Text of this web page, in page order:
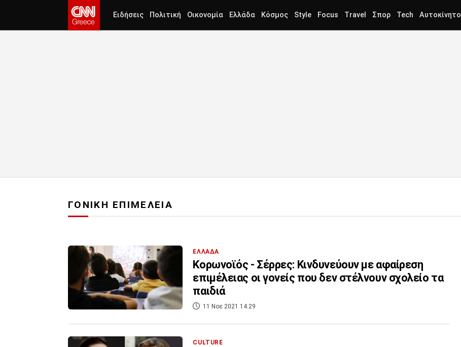
Ειδήσεις Πολιτική Οικονομία Ελλάδα Κόσμος Style Focus Travel Σπορ Tech Αυτοκίνητο
ΓΟΝΙΚΗ ΕΠΙΜΕΛΕΙΑ
ΕΛΛΑΔΑ
Κορωνοϊός - Σέρρες: Κινδυνεύουν με αφαίρεση
επιμέλειας οι γονείς που δεν στέλνουν σχολείο τα
παιδιά
11 Νοε 2021 14:29
CULTURE